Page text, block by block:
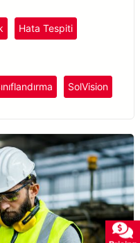
Hata Tespiti
SolVision